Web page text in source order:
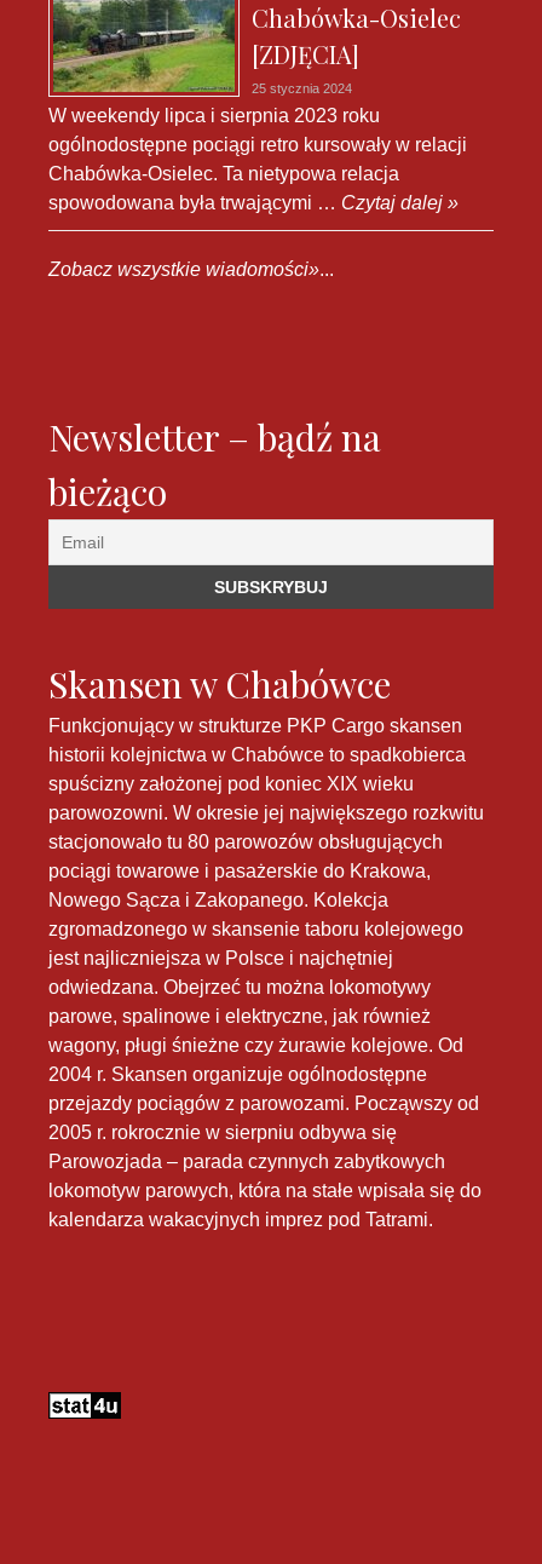
Chabówka-Osielec
[ZDJĘCIA]
25 stycznia 2024
W weekendy lipca i sierpnia 2023 roku
ogólnodostępne pociągi retro kursowały w relacji
Chabówka-Osielec. Ta nietypowa relacja
spowodowana była trwającymi … Czytaj dalej »
Zobacz wszystkie wiadomości»...
Newsletter – bądź na
bieżąco
Skansen w Chabówce
Funkcjonujący w strukturze PKP Cargo skansen
historii kolejnictwa w Chabówce to spadkobierca
spuścizny założonej pod koniec XIX wieku
parowozowni. W okresie jej największego rozkwitu
stacjonowało tu 80 parowozów obsługujących
pociągi towarowe i pasażerskie do Krakowa,
Nowego Sącza i Zakopanego. Kolekcja
zgromadzonego w skansenie taboru kolejowego
jest najliczniejsza w Polsce i najchętniej
odwiedzana. Obejrzeć tu można lokomotywy
parowe, spalinowe i elektryczne, jak również
wagony, pługi śnieżne czy żurawie kolejowe. Od
2004 r. Skansen organizuje ogólnodostępne
przejazdy pociągów z parowozami. Począwszy od
2005 r. rokrocznie w sierpniu odbywa się
Parowozjada – parada czynnych zabytkowych
lokomotyw parowych, która na stałe wpisała się do
kalendarza wakacyjnych imprez pod Tatrami.